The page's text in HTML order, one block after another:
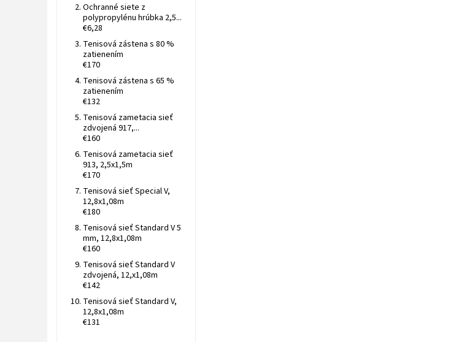
Ochranné siete z
polypropylénu hrúbka 2,5...
€6,28
Tenisová zástena s 80 %
zatienením
€170
Tenisová zástena s 65 %
zatienením
€132
Tenisová zametacia sieť
zdvojená 917,...
€160
Tenisová zametacia sieť
913, 2,5x1,5m
€170
Tenisová sieť Special V,
12,8x1,08m
€180
Tenisová sieť Standard V 5
mm, 12,8x1,08m
€160
Tenisová sieť Standard V
zdvojená, 12,x1,08m
€142
Tenisová sieť Standard V,
12,8x1,08m
€131